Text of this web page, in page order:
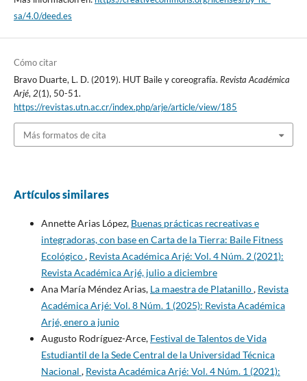
sa/4.0/deed.es
Cómo citar
Bravo Duarte, L. D. (2019). HUT Baile y coreografía. Revista Académica
Arjé,2(1), 50-51.
https://revistas.utn.ac.cr/index.php/arje/article/view/185
Más formatos de cita
Artículos similares
Annette Arias López, Buenas prácticas recreativas e
integradoras, con base en Carta de la Tierra: Baile Fitness
Ecológico, Revista Académica Arjé: Vol. 4 Núm. 2 (2021):
Revista Académica Arjé, julio a diciembre
Ana María Méndez Arias, La maestra de Platanillo, Revista
Académica Arjé: Vol. 8 Núm. 1 (2025): Revista Académica
Arjé, enero a junio
Augusto Rodríguez-Arce, Festival de Talentos de Vida
Estudiantil de la Sede Central de la Universidad Técnica
Nacional , Revista Académica Arjé: Vol. 4 Núm. 1 (2021):